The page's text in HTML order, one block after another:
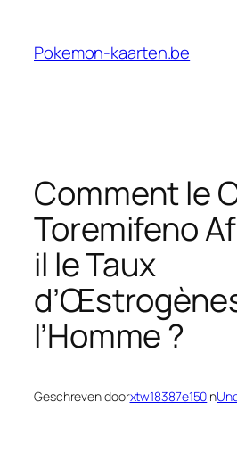
Pokemon-kaarten.be
Comment le
Toremifeno
il le Taux
l’Homme ?
Geschreven doorxtw18387e150in